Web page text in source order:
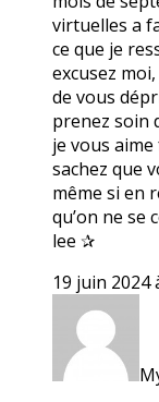
virtuelles a
ce que je
excusez
de vous
prenez soin
je vous
sachez que
même si en
qu’on ne se
lee ✰
19 juin 2024